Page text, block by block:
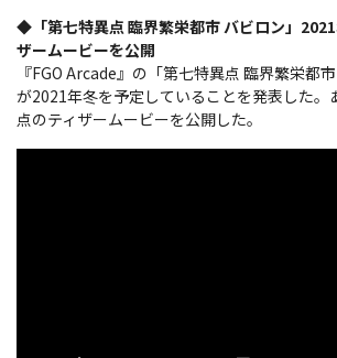
◆「第七特異点 臨界繁栄都市 バビロン」
ザームービーを公開
『FGO Arcade』の「第七特異点 臨界繁栄都
が2021年冬を予定していることを発表した。
点のティザームービーを公開した。